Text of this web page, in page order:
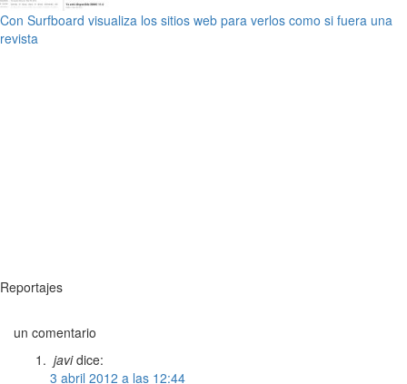
Con Surfboard visualiza los sitios web para verlos como si fuera una
revista
Reportajes
un comentario
javi dice:
3 abril 2012 a las 12:44